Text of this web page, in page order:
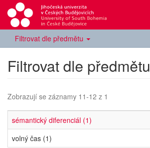
Filtrovat dle předmětu
Filtrovat dle předmětu
Zobrazují se záznamy 11-12 z 1
sémantický diferenciál (1)
volný čas (1)